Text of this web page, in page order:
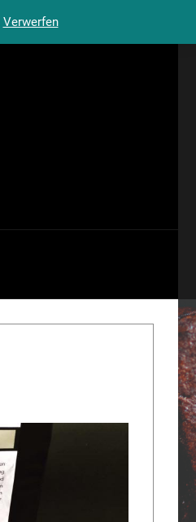
Verwerfen